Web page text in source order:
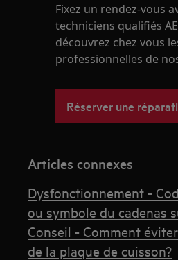
Fixez un rendez-vous
techniciens qualifiés
découvrez chez vous
professionnelles de
Réserver une
Articles connexes
Dysfonctionnement -
ou symbole du cadenas
Conseil - Comment
de la plaque de cuisson?